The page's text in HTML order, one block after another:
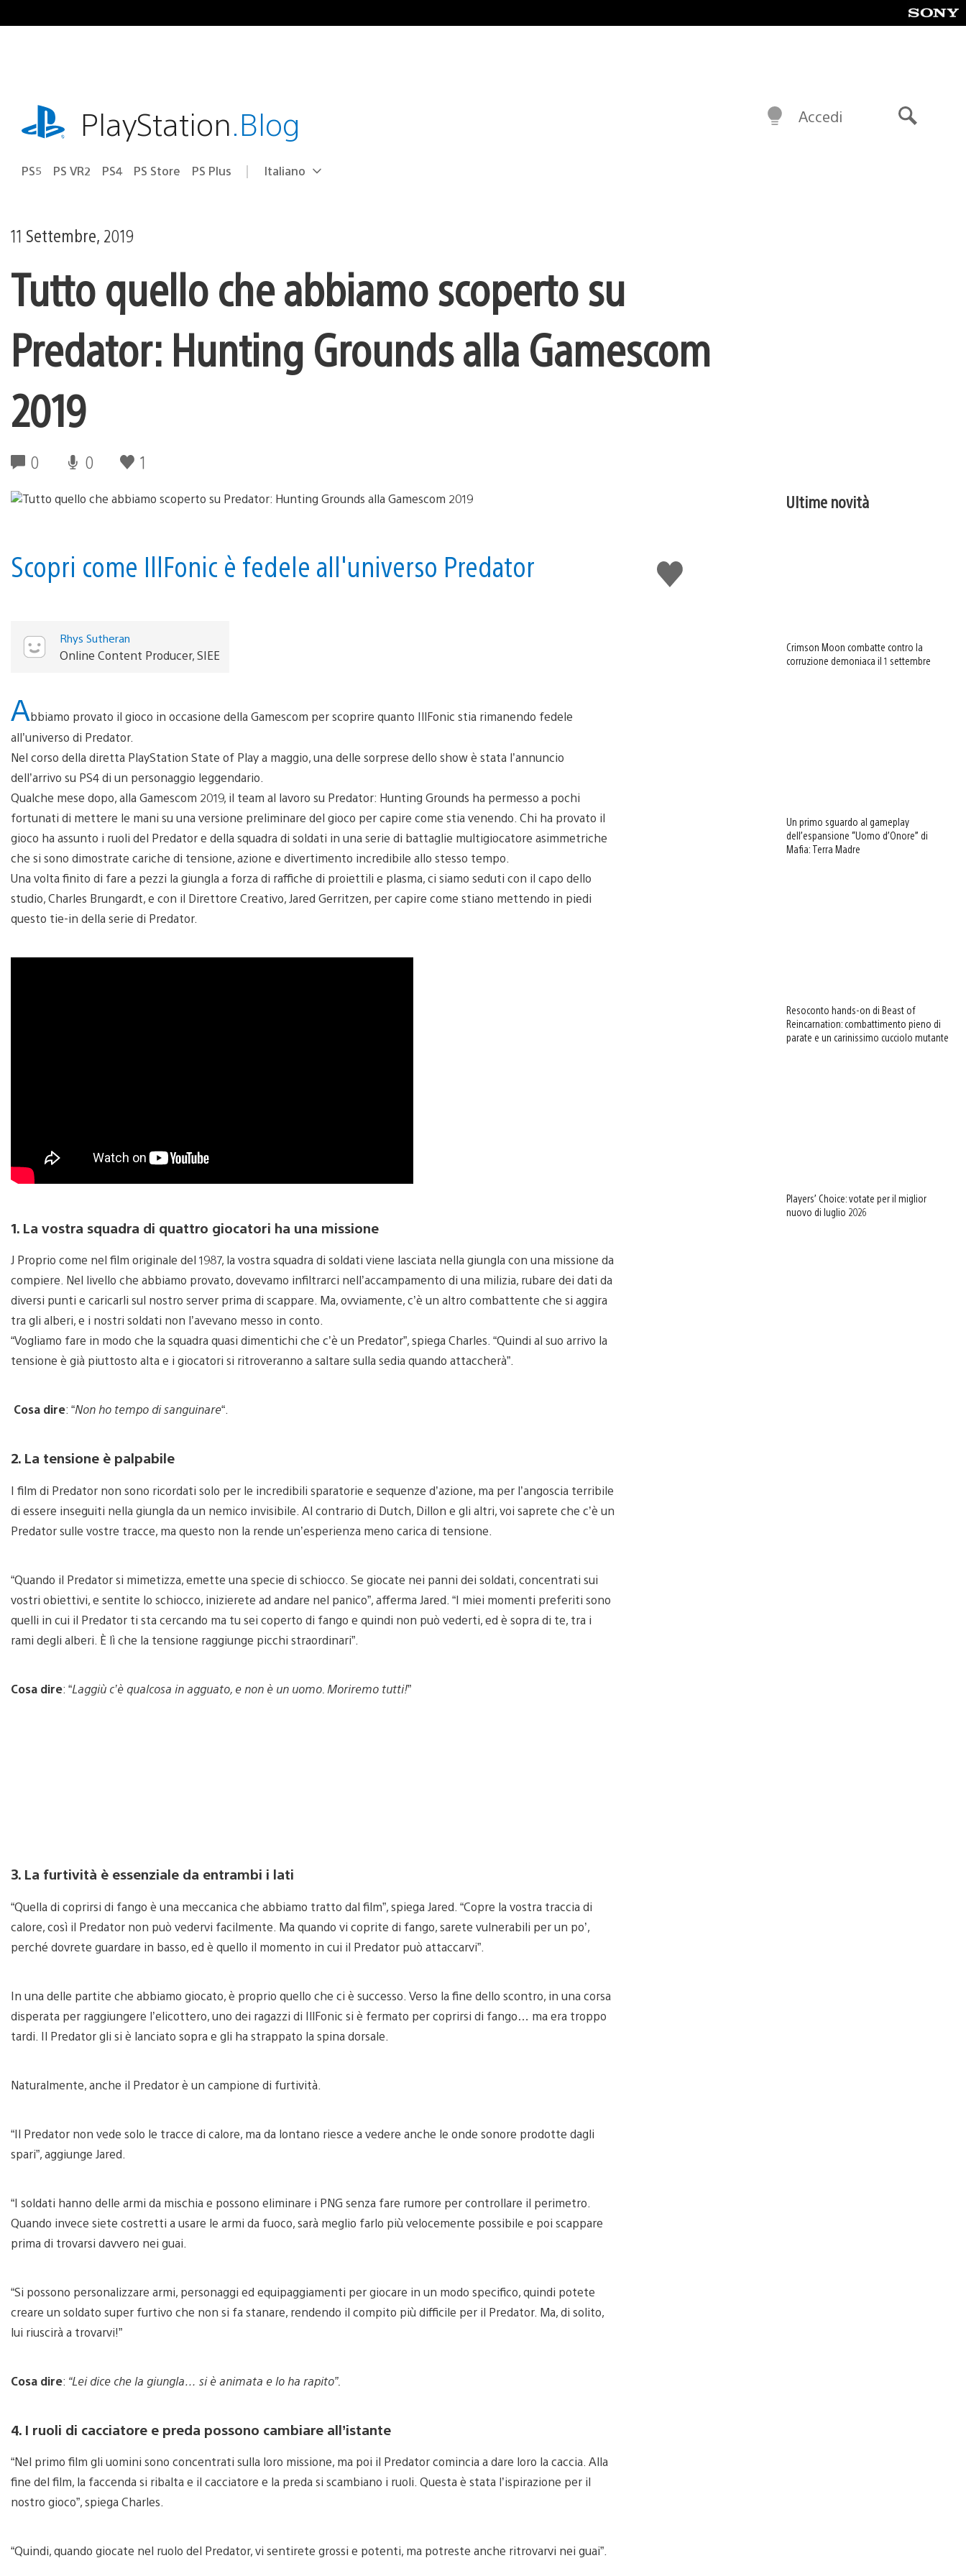
al
playstation.comPlayStation.Blog
PS5 PS VR2 PS4 PS Store PS Plus Seleziona
Regione
Italiano
Accedi
11 Settembre, 2019
Tutto quello che abbiamo scoperto su
Predator: Hunting Grounds alla Gamescom
2019
0 0 1
Mi
piace
Scopri come IllFonic è fedele all'universo Predator
Rhys Sutheran
Online Content Producer, SIEE
Abbiamo provato il gioco in occasione della Gamescom per scoprire quanto IllFonic stia rimanendo fedele
all’universo di Predator.
Nel corso della diretta PlayStation State of Play a maggio, una delle sorprese dello show è stata l’annuncio
dell’arrivo su PS4 di un personaggio leggendario.
Qualche mese dopo, alla Gamescom 2019, il team al lavoro su Predator: Hunting Grounds ha permesso a pochi
fortunati di mettere le mani su una versione preliminare del gioco per capire come stia venendo. Chi ha provato il
gioco ha assunto i ruoli del Predator e della squadra di soldati in una serie di battaglie multigiocatore asimmetriche
che si sono dimostrate cariche di tensione, azione e divertimento incredibile allo stesso tempo.
Una volta finito di fare a pezzi la giungla a forza di raffiche di proiettili e plasma, ci siamo seduti con il capo dello
studio, Charles Brungardt, e con il Direttore Creativo, Jared Gerritzen, per capire come stiano mettendo in piedi
questo tie-in della serie di Predator.
1. La vostra squadra di quattro giocatori ha una missione
J Proprio come nel film originale del 1987, la vostra squadra di soldati viene lasciata nella giungla con una missione da
compiere. Nel livello che abbiamo provato, dovevamo infiltrarci nell’accampamento di una milizia, rubare dei dati da
diversi punti e caricarli sul nostro server prima di scappare. Ma, ovviamente, c’è un altro combattente che si aggira
tra gli alberi, e i nostri soldati non l’avevano messo in conto.
“Vogliamo fare in modo che la squadra quasi dimentichi che c’è un Predator”, spiega Charles. “Quindi al suo arrivo la
tensione è già piuttosto alta e i giocatori si ritroveranno a saltare sulla sedia quando attaccherà”.
Cosa dire: “Non ho tempo di sanguinare“.
2. La tensione è palpabile
I film di Predator non sono ricordati solo per le incredibili sparatorie e sequenze d’azione, ma per l’angoscia terribile
di essere inseguiti nella giungla da un nemico invisibile. Al contrario di Dutch, Dillon e gli altri, voi saprete che c’è un
Predator sulle vostre tracce, ma questo non la rende un’esperienza meno carica di tensione.
“Quando il Predator si mimetizza, emette una specie di schiocco. Se giocate nei panni dei soldati, concentrati sui
vostri obiettivi, e sentite lo schiocco, inizierete ad andare nel panico”, afferma Jared. “I miei momenti preferiti sono
quelli in cui il Predator ti sta cercando ma tu sei coperto di fango e quindi non può vederti, ed è sopra di te, tra i
rami degli alberi. È lì che la tensione raggiunge picchi straordinari”.
Cosa dire: “Laggiù c’è qualcosa in agguato, e non è un uomo. Moriremo tutti!”
3. La furtività è essenziale da entrambi i lati
“Quella di coprirsi di fango è una meccanica che abbiamo tratto dal film”, spiega Jared. “Copre la vostra traccia di
calore, così il Predator non può vedervi facilmente. Ma quando vi coprite di fango, sarete vulnerabili per un po’,
perché dovrete guardare in basso, ed è quello il momento in cui il Predator può attaccarvi”.
In una delle partite che abbiamo giocato, è proprio quello che ci è successo. Verso la fine dello scontro, in una corsa
disperata per raggiungere l’elicottero, uno dei ragazzi di IllFonic si è fermato per coprirsi di fango… ma era troppo
tardi. Il Predator gli si è lanciato sopra e gli ha strappato la spina dorsale.
Naturalmente, anche il Predator è un campione di furtività.
“Il Predator non vede solo le tracce di calore, ma da lontano riesce a vedere anche le onde sonore prodotte dagli
spari”, aggiunge Jared.
“I soldati hanno delle armi da mischia e possono eliminare i PNG senza fare rumore per controllare il perimetro.
Quando invece siete costretti a usare le armi da fuoco, sarà meglio farlo più velocemente possibile e poi scappare
prima di trovarsi davvero nei guai.
“Si possono personalizzare armi, personaggi ed equipaggiamenti per giocare in un modo specifico, quindi potete
creare un soldato super furtivo che non si fa stanare, rendendo il compito più difficile per il Predator. Ma, di solito,
lui riuscirà a trovarvi!”
Cosa dire: “Lei dice che la giungla… si è animata e lo ha rapito”.
4. I ruoli di cacciatore e preda possono cambiare all’istante
“Nel primo film gli uomini sono concentrati sulla loro missione, ma poi il Predator comincia a dare loro la caccia. Alla
fine del film, la faccenda si ribalta e il cacciatore e la preda si scambiano i ruoli. Questa è stata l’ispirazione per il
nostro gioco”, spiega Charles.
“Quindi, quando giocate nel ruolo del Predator, vi sentirete grossi e potenti, ma potreste anche ritrovarvi nei guai”.
Ultime novità
Crimson Moon combatte contro la
corruzione demoniaca il 1 settembre
Un primo sguardo al gameplay
dell’espansione “Uomo d’Onore” di
Mafia: Terra Madre
Resoconto hands-on di Beast of
Reincarnation: combattimento pieno di
parate e un carinissimo cucciolo mutante
Players’ Choice: votate per il miglior
nuovo di luglio 2026